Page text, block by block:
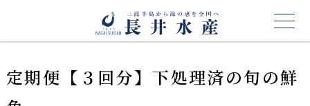
定期便【３回分】下処理済の旬の鮮